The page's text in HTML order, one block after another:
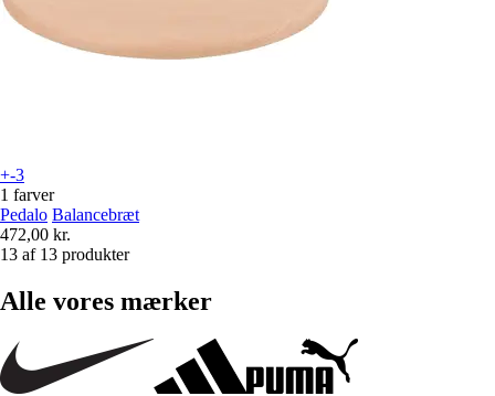
+-3
1 farver
Pedalo Balancebræt
472,00 kr.
13 af 13 produkter
Alle vores mærker